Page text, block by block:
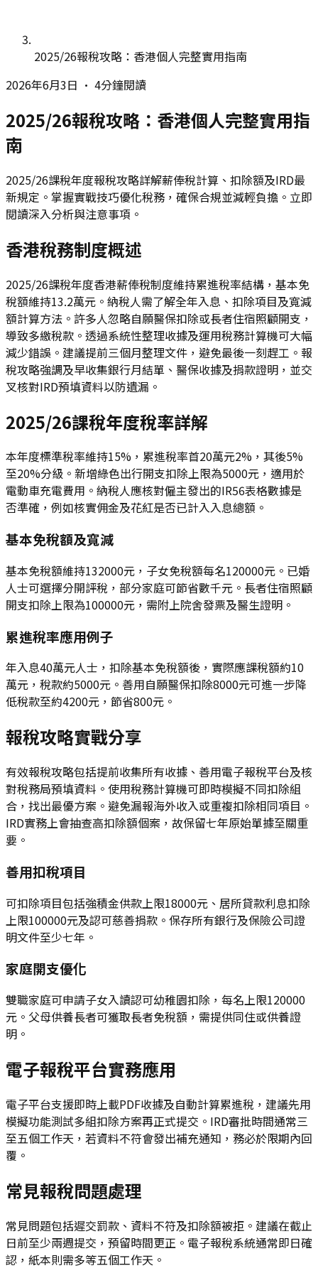
2025/26報稅攻略：香港個人完整實用指南
2026年6月3日 • 4分鐘閱讀
2025/26報稅攻略：香港個人完整實用指
南
2025/26課稅年度報稅攻略詳解薪俸稅計算、扣除額及IRD最
新規定。掌握實戰技巧優化稅務，確保合規並減輕負擔。立即
閱讀深入分析與注意事項。
香港稅務制度概述
2025/26課稅年度香港薪俸稅制度維持累進稅率結構，基本免
稅額維持13.2萬元。納稅人需了解全年入息、扣除項目及寬減
額計算方法。許多人忽略自願醫保扣除或長者住宿照顧開支，
導致多繳稅款。透過系統性整理收據及運用稅務計算機可大幅
減少錯誤。建議提前三個月整理文件，避免最後一刻趕工。報
稅攻略強調及早收集銀行月結單、醫保收據及捐款證明，並交
叉核對IRD預填資料以防遺漏。
2025/26課稅年度稅率詳解
本年度標準稅率維持15%，累進稅率首20萬元2%，其後5%
至20%分級。新增綠色出行開支扣除上限為5000元，適用於
電動車充電費用。納稅人應核對僱主發出的IR56表格數據是
否準確，例如核實佣金及花紅是否已計入入息總額。
基本免稅額及寬減
基本免稅額維持132000元，子女免稅額每名120000元。已婚
人士可選擇分開評稅，部分家庭可節省數千元。長者住宿照顧
開支扣除上限為100000元，需附上院舍發票及醫生證明。
累進稅率應用例子
年入息40萬元人士，扣除基本免稅額後，實際應課稅額約10
萬元，稅款約5000元。善用自願醫保扣除8000元可進一步降
低稅款至約4200元，節省800元。
報稅攻略實戰分享
有效報稅攻略包括提前收集所有收據、善用電子報稅平台及核
對稅務局預填資料。使用稅務計算機可即時模擬不同扣除組
合，找出最優方案。避免漏報海外收入或重複扣除相同項目。
IRD實務上會抽查高扣除額個案，故保留七年原始單據至關重
要。
善用扣稅項目
可扣除項目包括強積金供款上限18000元、居所貸款利息扣除
上限100000元及認可慈善捐款。保存所有銀行及保險公司證
明文件至少七年。
家庭開支優化
雙職家庭可申請子女入讀認可幼稚園扣除，每名上限120000
元。父母供養長者可獲取長者免稅額，需提供同住或供養證
明。
電子報稅平台實務應用
電子平台支援即時上載PDF收據及自動計算累進稅，建議先用
模擬功能測試多組扣除方案再正式提交。IRD審批時間通常三
至五個工作天，若資料不符會發出補充通知，務必於限期內回
覆。
常見報稅問題處理
常見問題包括遲交罰款、資料不符及扣除額被拒。建議在截止
日前至少兩週提交，預留時間更正。電子報稅系統通常即日確
認，紙本則需多等五個工作天。